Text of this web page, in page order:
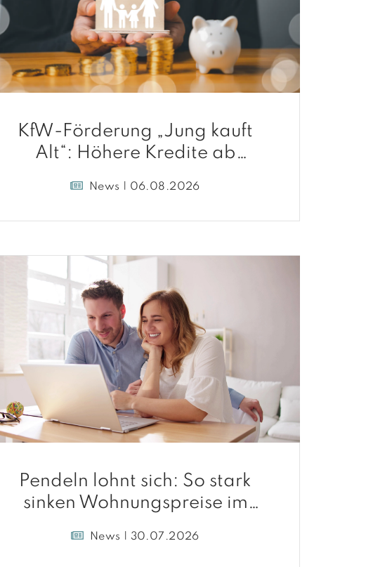
KfW-Förderung „Jung kauft
Alt“: Höhere Kredite ab
News | 06.08.2026
Pendeln lohnt sich: So stark
sinken Wohnungspreise im
News | 30.07.2026